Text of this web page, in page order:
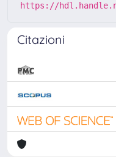
https://
Citazioni